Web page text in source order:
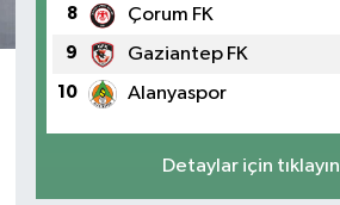
8 Çorum FK
9 Gaziantep FK
10 Alanyaspor
Detaylar için tıklayın